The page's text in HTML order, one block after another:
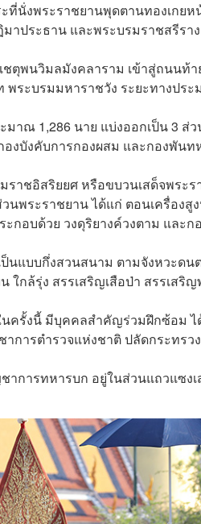
ที่นั่งพระราชยานพุดตานทองเกยห
าประธาน และพระบรมราชสรีรา
ชตุพนวิมลมังคลาราม เข้าสู่ถนนท้
ระบรมมหาราชวัง ระยะทางประ
าณ 1,286 นาย แบ่งออกเป็น 3
งบังคับการกองผสม และกองพันท
าชอิสริยยศ หรือขบวนเสด็จพระ
พระราชยาน ได้แก่ ตอนเครื่องสู
กอบด้วย วงดุริยางค์วงตาม และ
แบบกึ่งสวนสนาม ตามจังหวะดน
ใกล้รุ่ง สรรเสริญเสือป่า สรรเส
ครั้งนี้ มีบุคคลสำคัญร่วมฝึกซ้อม
การตำรวจแห่งชาติ ปลัดกระทรว
การทหารบก อยู่ในส่วนแถวแซง